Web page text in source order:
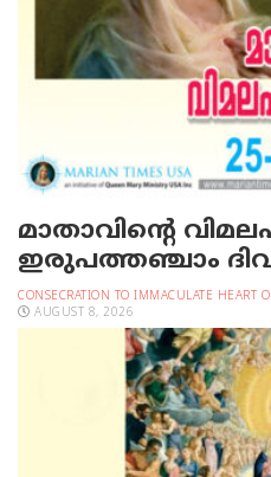
മാതാവിന്റെ
ഇരുപത്തഞ്ചാം
CONSECRATION TO IMMACULATE HEART
AUGUST 8, 2026